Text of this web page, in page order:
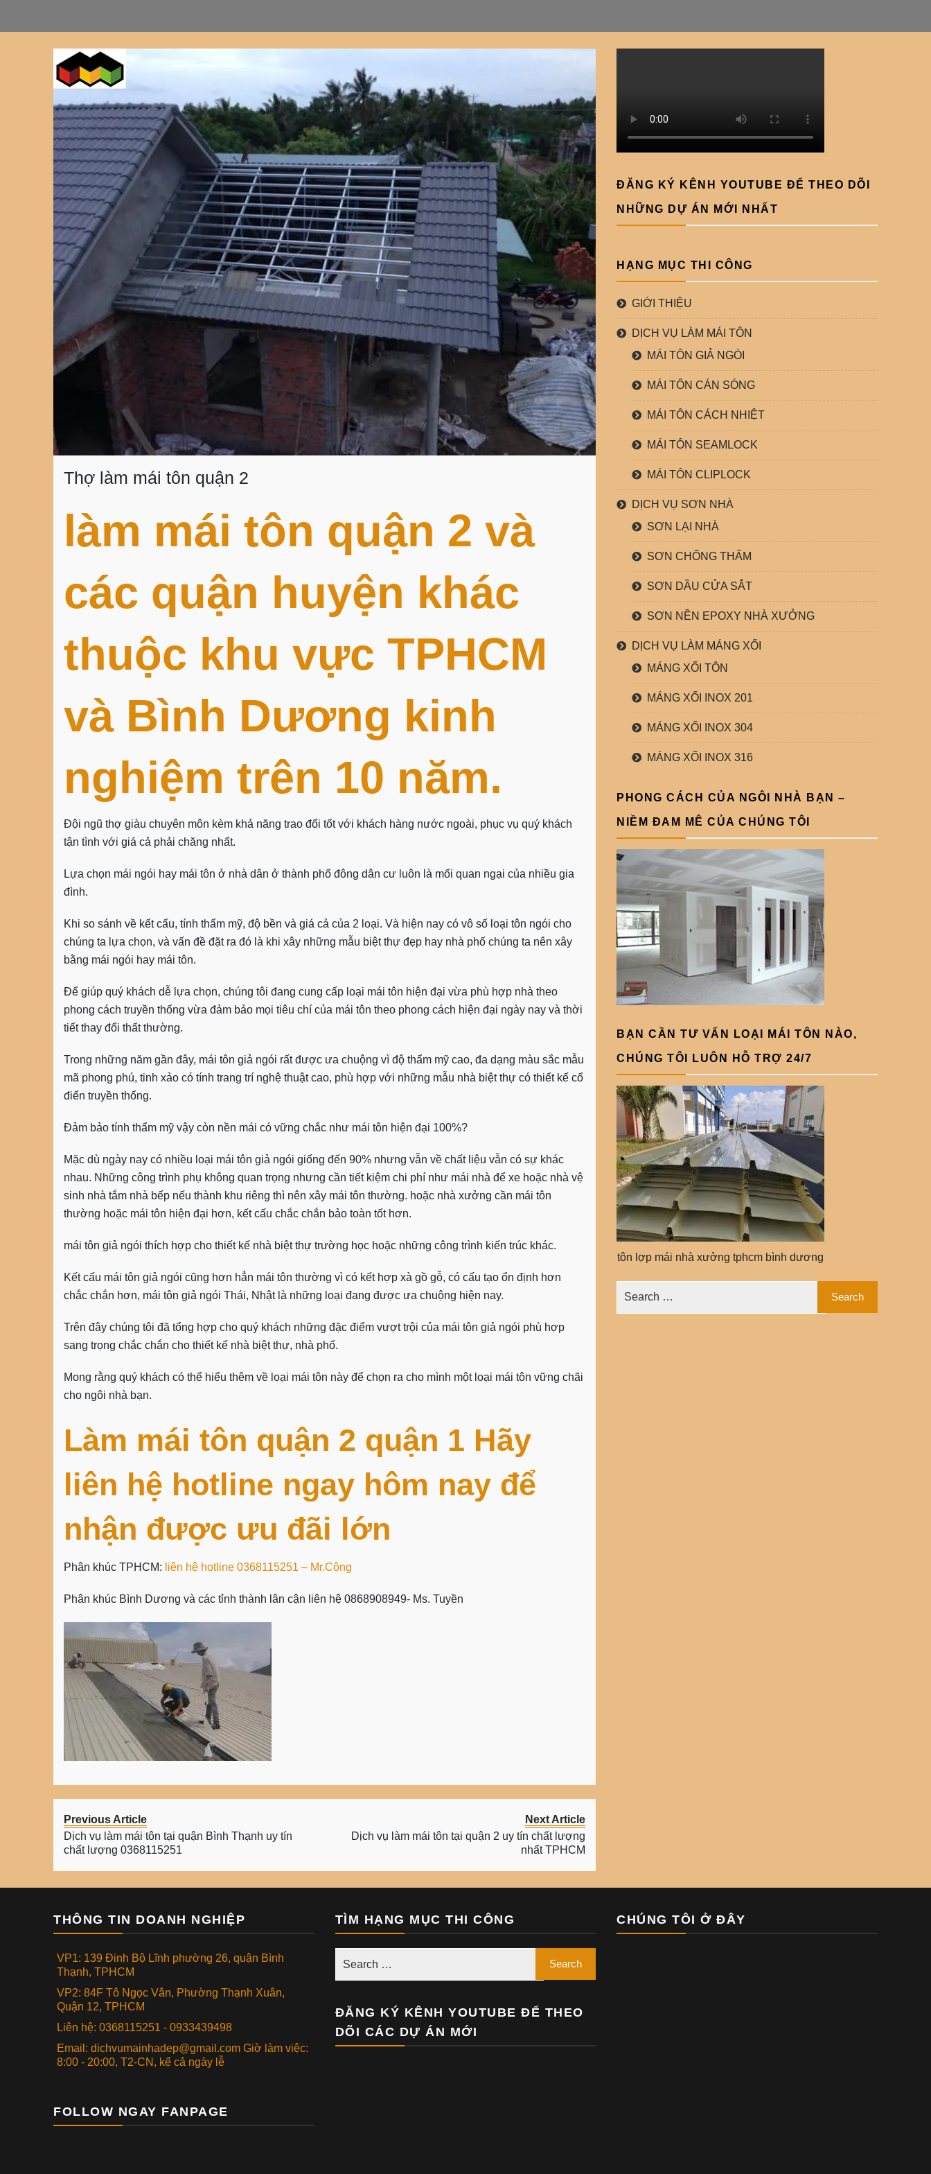
Thợ làm mái tôn quận 2
làm mái tôn quận 2 và
các quận huyện khác
thuộc khu vực TPHCM
và Bình Dương kinh
nghiệm trên 10 năm.
Đội ngũ thợ giàu chuyên môn kèm khả năng trao đổi tốt với khách hàng nước ngoài, phục vụ quý khách
tận tình với giá cả phải chăng nhất.
Lựa chọn mái ngói hay mái tôn ở nhà dân ở thành phố đông dân cư luôn là mối quan ngại của nhiều gia
đình.
Khi so sánh về kết cấu, tính thẩm mỹ, độ bền và giá cả của 2 loại. Và hiện nay có vô số loại tôn ngói cho
chúng ta lựa chọn, và vấn đề đặt ra đó là khi xây những mẫu biệt thự đẹp hay nhà phố chúng ta nên xây
bằng mái ngói hay mái tôn.
Để giúp quý khách dễ lựa chọn, chúng tôi đang cung cấp loại mái tôn hiện đại vừa phù hợp nhà theo
phong cách truyền thống vừa đảm bảo mọi tiêu chí của mái tôn theo phong cách hiện đại ngày nay và thời
tiết thay đổi thất thường.
Trong những năm gần đây, mái tôn giả ngói rất được ưa chuộng vì độ thẩm mỹ cao, đa dạng màu sắc mẫu
mã phong phú, tinh xảo có tính trang trí nghệ thuật cao, phù hợp với những mẫu nhà biệt thự có thiết kế cổ
điến truyền thống.
Đảm bảo tính thẩm mỹ vậy còn nền mái có vững chắc như mái tôn hiện đại 100%?
Mặc dù ngày nay có nhiều loại mái tôn giả ngói giống đến 90% nhưng vẫn về chất liệu vẫn có sự khác
nhau. Những công trình phụ không quan trọng nhưng cần tiết kiệm chi phí như mái nhà để xe hoặc nhà vệ
sinh nhà tắm nhà bếp nếu thành khu riêng thì nên xây mái tôn thường. hoặc nhà xưởng cần mái tôn
thường hoặc mái tôn hiện đại hơn, kết cấu chắc chắn bảo toàn tốt hơn.
mái tôn giả ngói thích hợp cho thiết kế nhà biệt thự trường học hoặc những công trình kiến trúc khác.
Kết cấu mái tôn giả ngói cũng hơn hẳn mái tôn thường vì có kết hợp xà gồ gỗ, có cấu tạo ổn định hơn
chắc chắn hơn, mái tôn giả ngói Thái, Nhật là những loại đang được ưa chuộng hiện nay.
Trên đây chúng tôi đã tổng hợp cho quý khách những đặc điểm vượt trội của mái tôn giả ngói phù hợp
sang trọng chắc chắn cho thiết kế nhà biệt thự, nhà phố.
Mong rằng quý khách có thể hiểu thêm về loại mái tôn này để chọn ra cho mình một loại mái tôn vững chãi
cho ngôi nhà bạn.
Làm mái tôn quận 2 quận 1 Hãy
liên hệ hotline ngay hôm nay để
nhận được ưu đãi lớn
Phân khúc TPHCM: liên hệ hotline 0368115251 – Mr.Công
Phân khúc Bình Dương và các tỉnh thành lân cận liên hệ 0868908949- Ms. Tuyền
Previous Article
Dịch vụ làm mái tôn tại quận Bình Thạnh uy tín
chất lượng 0368115251
Next Article
Dịch vụ làm mái tôn tại quận 2 uy tín chất lượng
nhất TPHCM
ĐĂNG KÝ KÊNH YOUTUBE ĐỂ THEO DÕI
NHỮNG DỰ ÁN MỚI NHẤT
HẠNG MỤC THI CÔNG
GIỚI THIỆU
DỊCH VỤ LÀM MÁI TÔN
MÁI TÔN GIẢ NGÓI
MÁI TÔN CÁN SÓNG
MÁI TÔN CÁCH NHIỆT
MÁI TÔN SEAMLOCK
MÁI TÔN CLIPLOCK
DỊCH VỤ SƠN NHÀ
SƠN LẠI NHÀ
SƠN CHỐNG THẤM
SƠN DẦU CỬA SẮT
SƠN NỀN EPOXY NHÀ XƯỞNG
DỊCH VỤ LÀM MÁNG XỐI
MÁNG XỐI TÔN
MÁNG XỐI INOX 201
MÁNG XỐI INOX 304
MÁNG XỐI INOX 316
PHONG CÁCH CỦA NGÔI NHÀ BẠN –
NIỀM ĐAM MÊ CỦA CHÚNG TÔI
BẠN CẦN TƯ VẤN LOẠI MÁI TÔN NÀO,
CHÚNG TÔI LUÔN HỖ TRỢ 24/7
tôn lợp mái nhà xưởng tphcm bình dương
THÔNG TIN DOANH NGHIỆP
VP1: 139 Đinh Bộ Lĩnh phường 26, quận Bình
Thạnh, TPHCM
VP2: 84F Tô Ngọc Vân, Phường Thạnh Xuân,
Quận 12, TPHCM
Liên hệ: 0368115251 - 0933439498
Email: dichvumainhadep@gmail.com Giờ làm việc:
8:00 - 20:00, T2-CN, kể cả ngày lễ
FOLLOW NGAY FANPAGE
TÌM HẠNG MỤC THI CÔNG
ĐĂNG KÝ KÊNH YOUTUBE ĐỂ THEO
DÕI CÁC DỰ ÁN MỚI
CHÚNG TÔI Ở ĐÂY